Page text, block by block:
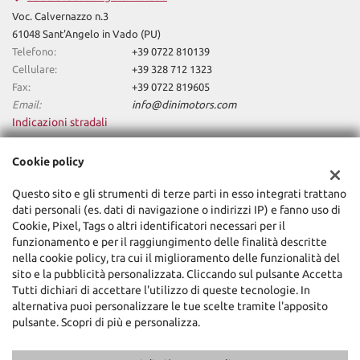
screen • Trazione integrale • USB • Vetri oscurati • Vivavoce •
Volante in pelle • Volante multifunzione • volante riscaldabile •
Volante riscaldabile
Voc. Calvernazzo n.3
61048 Sant'Angelo in Vado (PU)
Telefono:
+39 0722 810139
Cellulare:
+39 328 712 1323
Fax:
+39 0722 819605
Email:
info@dinimotors.com
Indicazioni stradali
Dini Motors Srl
Via Nazionale Sud, 5, Sant'Angelo in Vado (PU)
C.F/P.IVA: 02318740418
Registro delle imprese: PU
Cookie policy
Questo sito e gli strumenti di terze parti in esso integrati trattano
dati personali (es. dati di navigazione o indirizzi IP) e fanno uso di
Cookie, Pixel, Tags o altri identificatori necessari per il
funzionamento e per il raggiungimento delle finalità descritte
nella cookie policy, tra cui il miglioramento delle funzionalità del
sito e la pubblicità personalizzata. Cliccando sul pulsante Accetta
Tutti dichiari di accettare l'utilizzo di queste tecnologie. In
alternativa puoi personalizzare le tue scelte tramite l'apposito
pulsante. Scopri di più e personalizza.